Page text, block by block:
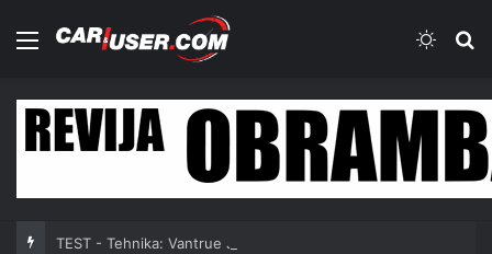
Meni
TEST - Tehnika: Vantrue JS3